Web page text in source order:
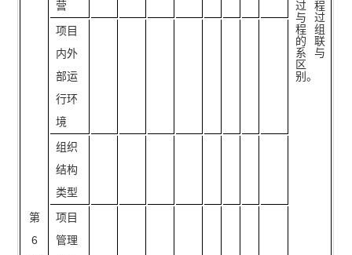
第
6
过程
与过
程组
的联
系与
区
别。
营
项目
内外
部运
行环
境
组织
结构
类型
项目
管理